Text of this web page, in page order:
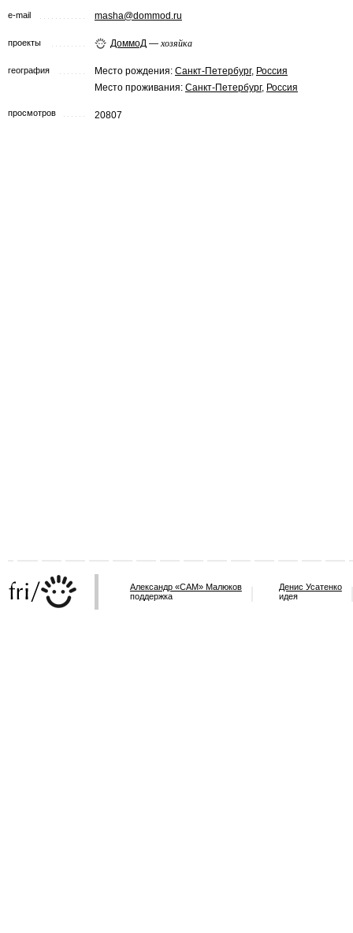
e-mail masha@dommod.ru
проекты ДоммоД — хозяйка
география Место рождения: Санкт-Петербург, Россия
Место проживания: Санкт-Петербург, Россия
просмотров 20807
Александр «САМ» Малюков
поддержка
Денис Усатенко
идея